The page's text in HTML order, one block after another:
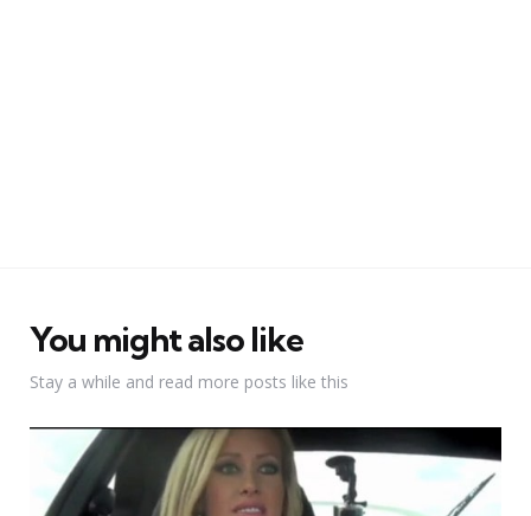
You might also like
Stay a while and read more posts like this